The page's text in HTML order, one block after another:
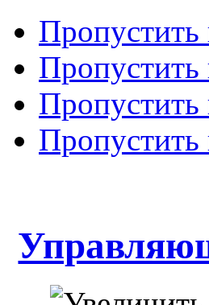
Пропустить
Пропустить
Пропустить
Пропустить